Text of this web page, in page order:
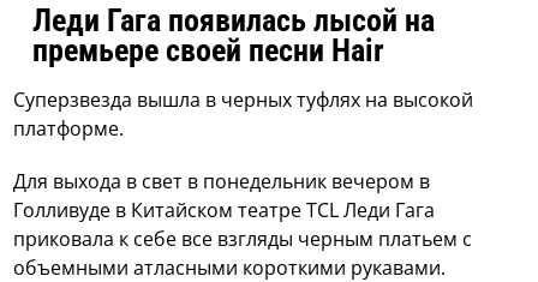
Леди Гага появилась лысой на
премьере своей песни Hair
Суперзвезда вышла в черных туфлях на высокой
платформе.
Для выхода в свет в понедельник вечером в
Голливуде в Китайском театре TCL Леди Гага
приковала к себе все взгляды черным платьем с
объемными атласными короткими рукавами.